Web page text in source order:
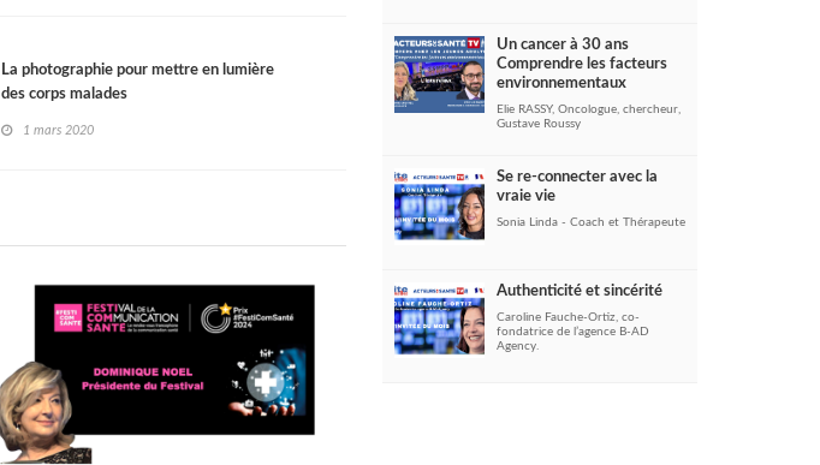
La photographie pour mettre en lumière
des corps malades
1 mars 2020
Un cancer à 30 ans
Comprendre les facteurs
environnementaux
Elie RASSY, Oncologue, chercheur,
Gustave Roussy
Se re-connecter avec la
vraie vie
Sonia Linda - Coach et Thérapeute
Authenticité et sincérité
Caroline Fauche-Ortiz, co-
fondatrice de l’agence B-AD
Agency.